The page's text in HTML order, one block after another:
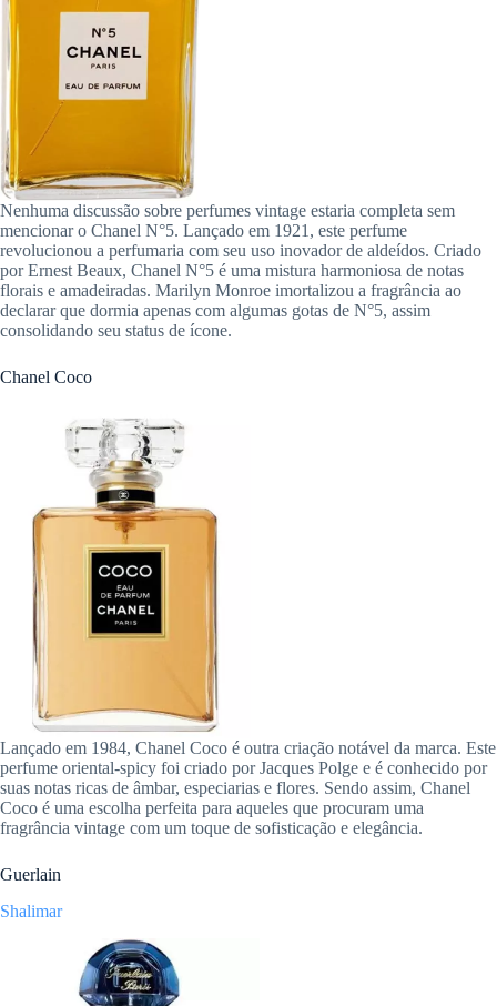
Nenhuma discussão sobre perfumes vintage estaria completa sem
mencionar o Chanel N°5. Lançado em 1921, este perfume
revolucionou a perfumaria com seu uso inovador de aldeídos. Criado
por Ernest Beaux, Chanel N°5 é uma mistura harmoniosa de notas
florais e amadeiradas. Marilyn Monroe imortalizou a fragrância ao
declarar que dormia apenas com algumas gotas de N°5, assim
consolidando seu status de ícone.
Chanel Coco
Lançado em 1984, Chanel Coco é outra criação notável da marca. Este
perfume oriental-spicy foi criado por Jacques Polge e é conhecido por
suas notas ricas de âmbar, especiarias e flores. Sendo assim, Chanel
Coco é uma escolha perfeita para aqueles que procuram uma
fragrância vintage com um toque de sofisticação e elegância.
Guerlain
Shalimar